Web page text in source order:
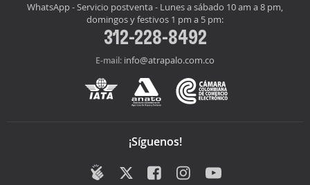
WhatsApp - Servicio postventa - Lunes a sábado 10 am a 8 pm,
domingos y festivos 1 pm a 5 pm:
312-228-8492
E-mail: info@atrapalo.com.co
¡Síguenos!